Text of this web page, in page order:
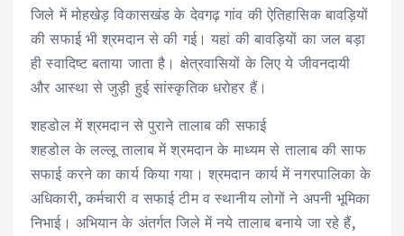
जिले में मोहखेड़ विकासखंड के देवगढ़ गांव की ऐतिहासिक बावड़ियों
की सफाई भी श्रमदान से की गई। यहां की बावड़ियों का जल बड़ा
ही स्वादिष्ट बताया जाता है। क्षेत्रवासियों के लिए ये जीवनदायी
और आस्था से जुड़ी हुई सांस्कृतिक धरोहर हैं।
शहडोल में श्रमदान से पुराने तालाब की सफाई
शहडोल के लल्लू तालाब में श्रमदान के माध्यम से तालाब की साफ
सफाई करने का कार्य किया गया। श्रमदान कार्य में नगरपालिका के
अधिकारी, कर्मचारी व सफाई टीम व स्थानीय लोगों ने अपनी भूमिका
निभाई। अभियान के अंतर्गत जिले में नये तालाब बनाये जा रहे हैं,